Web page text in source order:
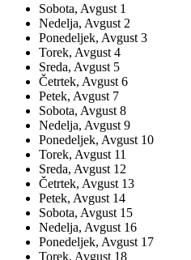
Sobota, Avgust 1
Nedelja, Avgust 2
Ponedeljek, Avgust 3
Torek, Avgust 4
Sreda, Avgust 5
Četrtek, Avgust 6
Petek, Avgust 7
Sobota, Avgust 8
Nedelja, Avgust 9
Ponedeljek, Avgust 10
Torek, Avgust 11
Sreda, Avgust 12
Četrtek, Avgust 13
Petek, Avgust 14
Sobota, Avgust 15
Nedelja, Avgust 16
Ponedeljek, Avgust 17
Torek, Avgust 18